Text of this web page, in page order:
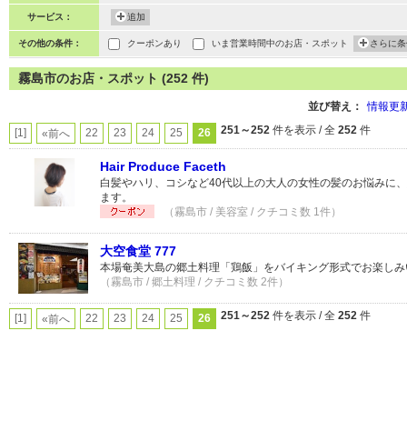
サービス： 追加
その他の条件： クーポンあり いま営業時間中のお店・スポット さらに
霧島市のお店・スポット (252 件)
並び替え： 情報更
[1] «前へ 22 23 24 25 26 251～252 件を表示 / 全 252 件
Hair Produce Faceth
白髪やハリ、コシなど40代以上の大人の女性の髪のお悩みに
ます。
（霧島市 / 美容室 / クチコミ数 1件）
大空食堂 777
本場奄美大島の郷土料理「鶏飯」をバイキング形式でお楽し
（霧島市 / 郷土料理 / クチコミ数 2件）
[1] «前へ 22 23 24 25 26 251～252 件を表示 / 全 252 件